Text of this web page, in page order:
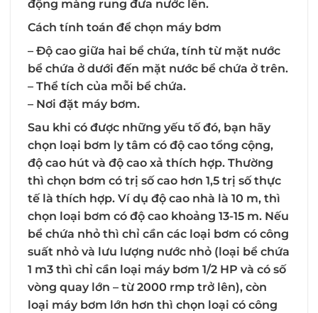
động màng rung đưa nước lên.
Cách tính toán để chọn máy bơm
– Độ cao giữa hai bể chứa, tính từ mặt nước
bể chứa ở dưới đến mặt nước bể chứa ở trên.
– Thể tích của mỗi bể chứa.
– Nơi đặt máy bơm.
Sau khi có được những yếu tố đó, bạn hãy
chọn loại bơm ly tâm có độ cao tổng cộng,
độ cao hút và độ cao xả thích hợp. Thường
thì chọn bơm có trị số cao hơn 1,5 trị số thực
tế là thích hợp. Ví dụ độ cao nhà là 10 m, thì
chọn loại bơm có độ cao khoảng 13-15 m. Nếu
bể chứa nhỏ thì chỉ cần các loại bơm có công
suất nhỏ và lưu lượng nước nhỏ (loại bể chứa
1 m3 thì chỉ cần loại máy bơm 1/2 HP và có số
vòng quay lớn – từ 2000 rmp trở lên), còn
loại máy bơm lớn hơn thì chọn loại có công